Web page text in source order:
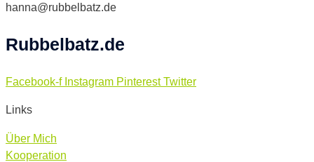
hanna@rubbelbatz.de
Rubbelbatz.de
Facebook-f Instagram Pinterest Twitter
Links
Über Mich
Kooperation